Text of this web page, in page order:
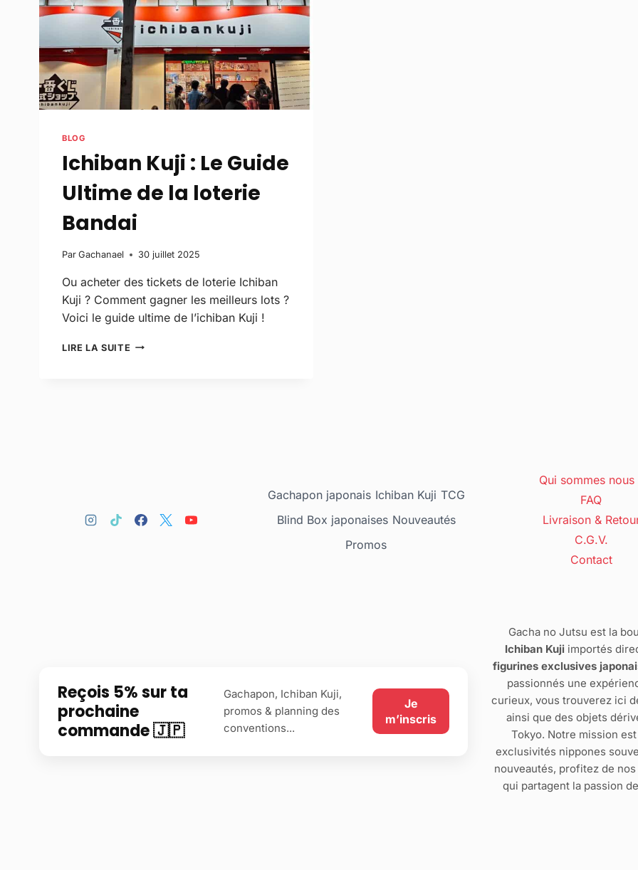
BLOG
Ichiban Kuji : Le Guide
Ultime de la loterie
Bandai
Par Gachanael 30 juillet 2025
Ou acheter des tickets de loterie Ichiban
Kuji ? Comment gagner les meilleurs lots ?
Voici le guide ultime de l’ichiban Kuji !
LIRE LA SUITE
Gachapon japonais Ichiban Kuji TCG
Blind Box japonaises Nouveautés
Promos
Qui sommes nous
FAQ
Livraison &
C.G.V.
Contact
Reçois 5% sur ta
prochaine
commande 🇯🇵
Gachapon, Ichiban Kuji,
promos & planning des
conventions...
Je
m’inscris
Gacha no Jutsu est la
Ichiban Kujiimportés
figurines exclusives
passionnés une
curieux, vous trouverez ici
ainsi que des objets
Tokyo. Notre mission
exclusivités nippones
nouveautés, profitez de
qui partagent la passion